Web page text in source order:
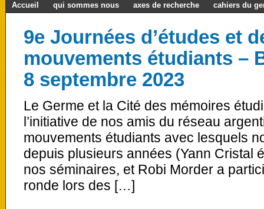
Accueil qui sommes nous axes de recherche cahiers du
9e Journées d’études et
mouvements étudiants –
8 septembre 2023
Le Germe et la Cité des mémoires
l’initiative de nos amis du réseau
mouvements étudiants avec lesquels
depuis plusieurs années (Yann Cristal
nos séminaires, et Robi Morder a
ronde lors des […]